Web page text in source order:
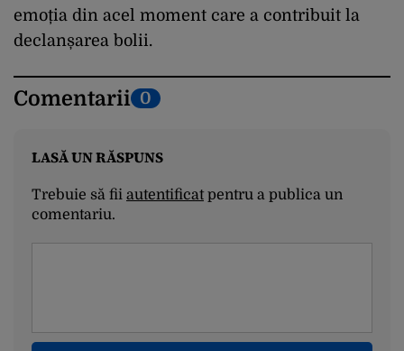
emoția din acel moment care a contribuit la
declanșarea bolii.
Comentarii 0
LASĂ UN RĂSPUNS
Trebuie să fii autentificatpentru a publica un
comentariu.